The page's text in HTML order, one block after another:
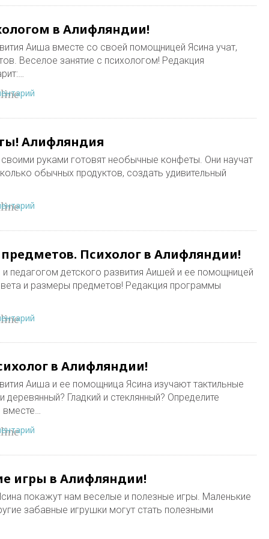
в Алифляндии!
Аиша вместе со своей помощницей Ясина учат,
Веселое занятие с психологом! Редакция
Алифляндия
руками готовят необычные конфеты. Они научат
обычных продуктов, создать удивительный
Психолог в Алифляндии!
педагогом детского развития Аишей и ее помощницей
и размеры предметов! Редакция программы
в Алифляндии!
Аиша и ее помощница Ясина изучают тактильные
Гладкий и стеклянный? Определите
вместе…
игры в Алифляндии!
покажут нам веселые и полезные игры. Маленькие
забавные игрушки могут стать полезными